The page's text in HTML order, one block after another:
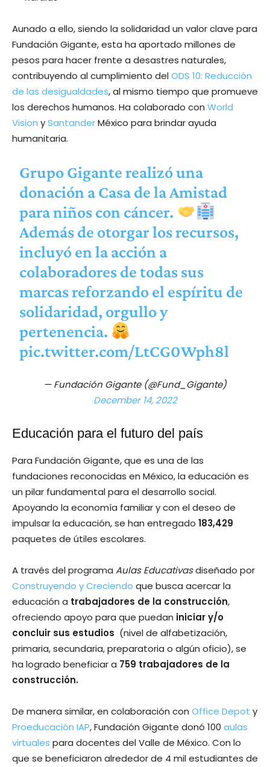
Aunado a ello, siendo la solidaridad un valor clave para
Fundación Gigante, esta ha aportado millones de
pesos para hacer frente a desastres naturales,
contribuyendo al cumplimiento delODS 10: Reducción
de las desigualdades, al mismo tiempo que promueve
los derechos humanos. Ha colaborado con World
Vision ySantanderMéxico para brindar ayuda
humanitaria.
Grupo Gigante realizó una
donación a Casa de la Amistad
para niños con cáncer.
Además de otorgar los recursos,
incluyó en la acción a
colaboradores de todas sus
marcas reforzando el espíritu de
solidaridad, orgullo y
pertenencia.
pic.twitter.com/LtCG0Wph8l
— Fundación Gigante (@Fund_Gigante)
December 14, 2022
Educación para el futuro del país
Para Fundación Gigante, que es una de las
fundaciones reconocidas en México, la educación es
un pilar fundamental para el desarrollo social.
Apoyando la economía familiar y con el deseo de
impulsar la educación, se han entregado 183,429
paquetes de útiles escolares.
A través del programa Aulas Educativasdiseñado por
Construyendo y Creciendo que busca acercar la
educación a trabajadores de la construcción,
ofreciendo apoyo para que puedan iniciar y/o
concluir sus estudios (nivel de alfabetización,
primaria, secundaria, preparatoria o algún oficio), se
ha logrado beneficiar a 759 trabajadores de la
construcción.
De manera similar, en colaboración con Office Depot y
Proeducación IAP, Fundación Gigante donó 100 aulas
virtuales para docentes del Valle de México. Con lo
que se beneficiaron alrededor de 4 mil estudiantes de